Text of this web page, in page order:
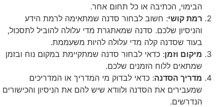
הבימוי, הכתיבה או כל תחום אחר.
רמת קושי: חשוב לבחור סדנה שמתאימה לרמת הידע
והניסיון שלכם. סדנה שמאתגרת מדי עלולה להוביל לתסכול,
בעוד שסדנה קלה מדי עלולה להיות משעממת.
מיקום וזמן: כדאי לבחור סדנה שמתקיימת במקום נוח ובזמן
שמתאים ללוח הזמנים שלכם.
מדריך הסדנה: כדאי לבדוק מי המדריך או המדריכים
שמעבירים את הסדנה ולוודא שיש להם את הניסיון והכישורים
הנדרשים.